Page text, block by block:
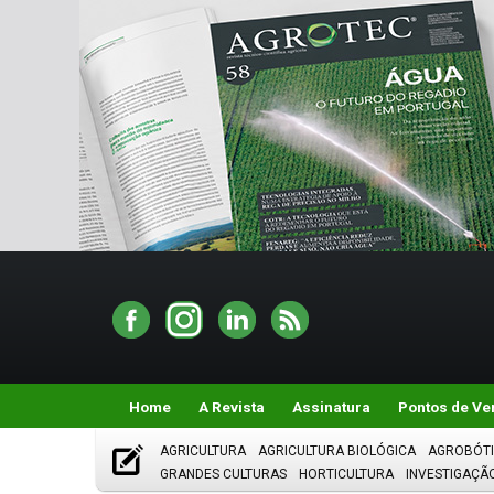
Home A Revista Assinatura Pontos de
AGRICULTURA AGRICULTURA BIOLÓGICA
GRANDES CULTURAS
HORTICULTURA